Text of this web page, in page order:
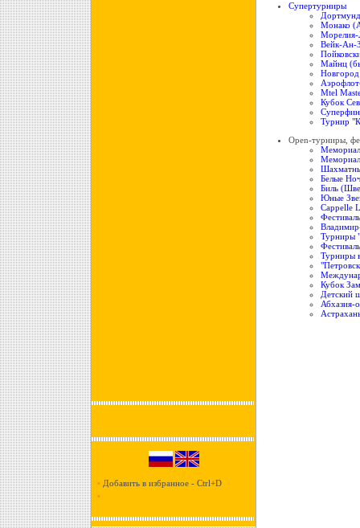
• Добавить в избранное - Ctrl+D
•
Супертурниры
Дортмунд
Монако
Морелия-
Вейк-Ан-
Майнц
Mtel
Кубок
Турнир
Open-турниры,
Белые
Биль
Юные
Cappelle
Турниры
Турниры
Кубок
Детский
Абхазия-